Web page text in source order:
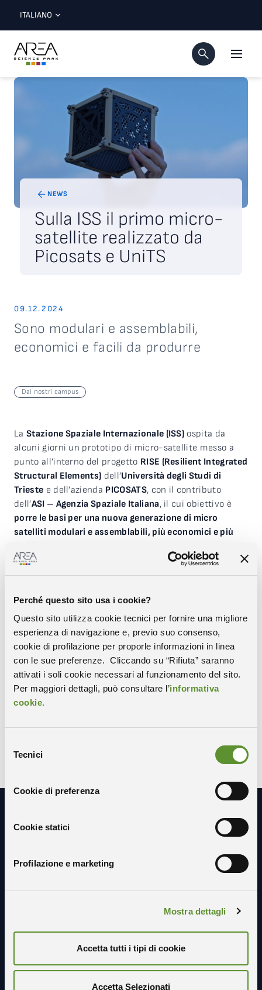
Perché questo sito usa i cookie?
Questo sito utilizza cookie tecnici per fornire una migliore
esperienza di navigazione e, previo suo consenso,
cookie di profilazione per proporle informazioni in linea
con le sue preferenze. Cliccando su “Rifiuta” saranno
attivati i soli cookie necessari al funzionamento del sito.
Per maggiori dettagli, può consultare l’informativa
cookie.
delTecnici
Cookie di preferenza
Cookie statici
Profilazione e marketing
Mostra dettagli
Accetta tutti i tipi di cookie
Accetta Selezionati
ITALIANO
NEWS
Sulla ISS il primo micro-
satellite realizzato da
Picosats e UniTS
09.12.2024
Sono modulari e assemblabili,
economici e facili da produrre
Dai nostri campus
La Stazione Spaziale Internazionale (ISS) ospita da
alcuni giorni un prototipo di micro-satellite messo a
punto all’interno del progetto RISE (Resilient Integrated
Structural Elements) dell’Università degli Studi di
Trieste e dell’azienda PICOSATS, con il contributo
dell’ASI – Agenzia Spaziale Italiana, il cui obiettivo è
porre le basi per una nuova generazione di micro
satelliti modulari e assemblabili, più economici e più
facili da produrre
3D e ospita tutti i collegamenti elettrici necessari al
suo funzionamento.
Condividi
COPIA IL LINK
Resta in contatto con noi